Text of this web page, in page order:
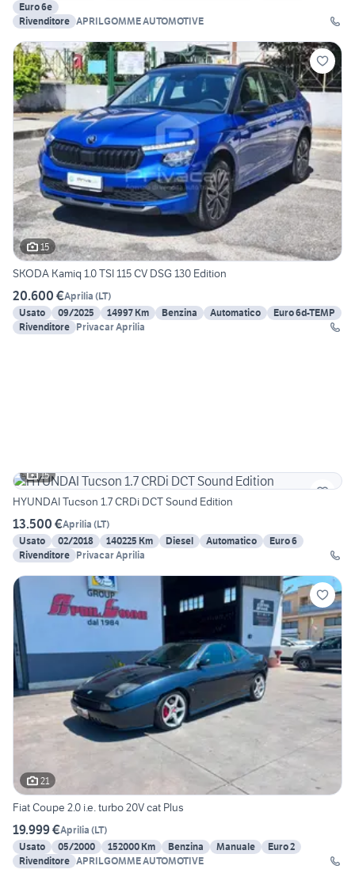
Euro 6e
Rivenditore APRILGOMME AUTOMOTIVE
15
SKODA Kamiq 1.0 TSI 115 CV DSG 130 Edition
20.600 €Aprilia (LT)
Usato
09/2025 14997 Km Benzina Automatico
Euro 6d-TEMP
Rivenditore Privacar Aprilia
15
HYUNDAI Tucson 1.7 CRDi DCT Sound Edition
13.500 €Aprilia (LT)
Usato
02/2018 140225 Km Diesel Automatico
Euro 6
Rivenditore Privacar Aprilia
21
Fiat Coupe 2.0 i.e. turbo 20V cat Plus
19.999 €Aprilia (LT)
Usato
05/2000 152000 Km Benzina Manuale
Euro 2
Rivenditore APRILGOMME AUTOMOTIVE